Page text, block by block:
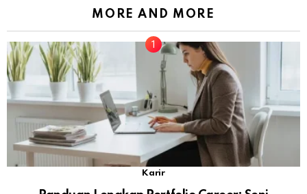
MORE AND MORE
Karir